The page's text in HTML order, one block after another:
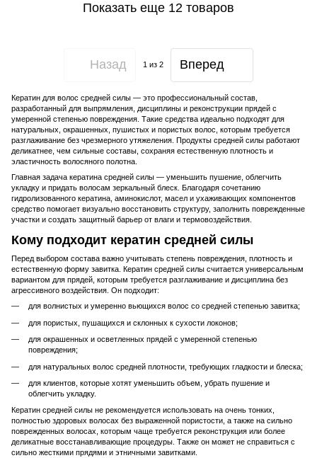
Показать еще 12 товаров
Назад 1 из 2 Вперед
Кератин для волос средней силы — это профессиональный состав,
разработанный для выпрямления, дисциплины и реконструкции прядей с
умеренной степенью повреждения. Такие средства идеально подходят для
натуральных, окрашенных, пушистых и пористых волос, которым требуется
разглаживание без чрезмерного утяжеления. Продукты средней силы работают
деликатнее, чем сильные составы, сохраняя естественную плотность и
эластичность волосяного полотна.
Главная задача кератина средней силы — уменьшить пушение, облегчить
укладку и придать волосам зеркальный блеск. Благодаря сочетанию
гидролизованного кератина, аминокислот, масел и ухаживающих компонентов
средство помогает визуально восстановить структуру, заполнить поврежденные
участки и создать защитный барьер от влаги и термовоздействия.
Кому подходит кератин средней силы
Перед выбором состава важно учитывать степень повреждения, плотность и
естественную форму завитка. Кератин средней силы считается универсальным
вариантом для прядей, которым требуется разглаживание и дисциплина без
агрессивного воздействия. Он подходит:
для волнистых и умеренно вьющихся волос со средней степенью завитка;
для пористых, пушащихся и склонных к сухости локонов;
для окрашенных и осветленных прядей с умеренной степенью
повреждения;
для натуральных волос средней плотности, требующих гладкости и блеска;
для клиентов, которые хотят уменьшить объем, убрать пушение и
облегчить укладку.
Кератин средней силы не рекомендуется использовать на очень тонких,
полностью здоровых волосах без выраженной пористости, а также на сильно
поврежденных волосах, которым чаще требуется реконструкция или более
деликатные восстанавливающие процедуры. Также он может не справиться с
сильно жесткими прядями и этничными завитками.